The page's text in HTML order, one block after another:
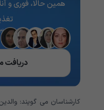
همین حالا، فوری و
دریافت
کارشناسان می گویند: